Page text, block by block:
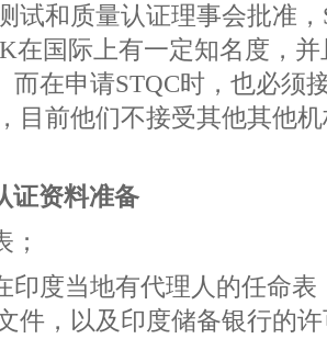
试和质量认证理事会批准
在国际上有一定知名度，
而在申请STQC时，也必须
目前他们不接受其他其他
证资料准备
度当地有代理人的任命表
件，以及印度储备银行的